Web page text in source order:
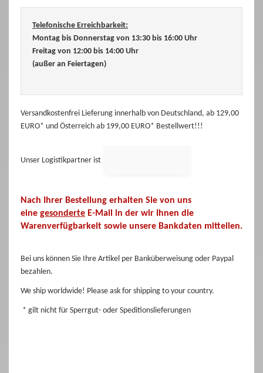
Telefonische Erreichbarkeit:
Montag bis Donnerstag von 13:30 bis 16:00 Uhr
Freitag von 12:00 bis 14:00 Uhr
(außer an Feiertagen)
Versandkostenfrei Lieferung innerhalb von Deutschland, ab 129,00
EURO* und Österreich ab 199,00 EURO* Bestellwert!!!
Unser Logistikpartner ist
Nach Ihrer Bestellung erhalten Sie von uns
eine gesonderte E-Mail in der wir Ihnen die
Warenverfügbarkeit sowie unsere Bankdaten mitteilen.
Bei uns können Sie Ihre Artikel per Banküberweisung oder Paypal
bezahlen.
We ship worldwide! Please ask for shipping to your country.
* gilt nicht für Sperrgut- oder Speditionslieferungen